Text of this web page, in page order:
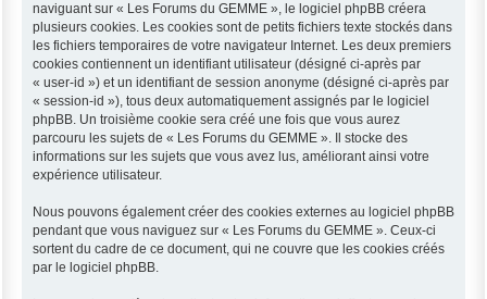
naviguant sur « Les Forums du GEMME », le logiciel phpBB créera
plusieurs cookies. Les cookies sont de petits fichiers texte stockés dans
les fichiers temporaires de votre navigateur Internet. Les deux premiers
cookies contiennent un identifiant utilisateur (désigné ci-après par
« user-id ») et un identifiant de session anonyme (désigné ci-après par
« session-id »), tous deux automatiquement assignés par le logiciel
phpBB. Un troisième cookie sera créé une fois que vous aurez
parcouru les sujets de « Les Forums du GEMME ». Il stocke des
informations sur les sujets que vous avez lus, améliorant ainsi votre
expérience utilisateur.
Nous pouvons également créer des cookies externes au logiciel phpBB
pendant que vous naviguez sur « Les Forums du GEMME ». Ceux-ci
sortent du cadre de ce document, qui ne couvre que les cookies créés
par le logiciel phpBB.